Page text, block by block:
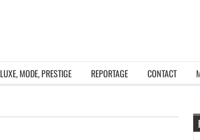
LUXE, MODE, PRESTIGE REPORTAGE CONTACT